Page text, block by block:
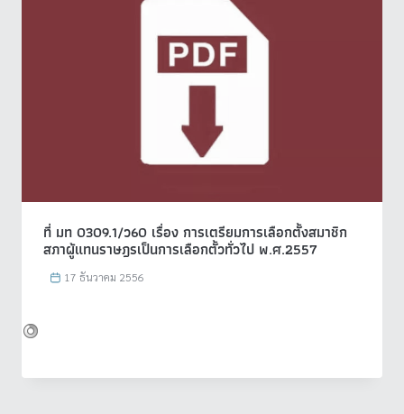
ที่ มท 0309.1/ว60 เรื่อง การเตรียมการเลือกตั้งสมาชิก
สภาผู้แทนราษฎรเป็นการเลือกตั้วทั่วไป พ.ศ.2557
17 ธันวาคม 2556